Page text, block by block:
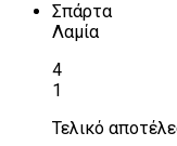
Σπάρτα
Λαμία
4
1
Τελικό